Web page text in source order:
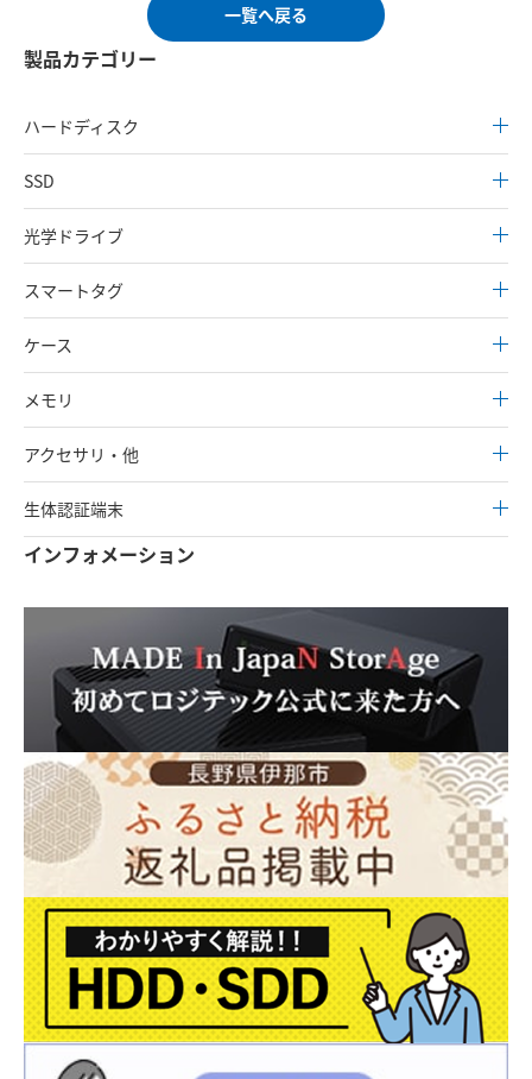
一覧へ戻る
製品カテゴリー
ハードディスク
SSD
光学ドライブ
スマートタグ
ケース
メモリ
アクセサリ・他
生体認証端末
インフォメーション